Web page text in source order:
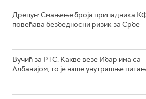
Дрецун: Смањење броја припадника
повећава безбедносни ризик за Србе
Вучић за РТС: Какве везе Ибар има са
Албанијом, то је наше унутрашње